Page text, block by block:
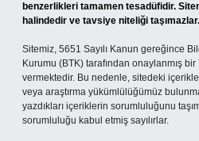
benzerlikleri tamamen tesadüfidir.
halindedir ve tavsiye niteliği taşımazlar.
Sitemiz, 5651 Sayılı Kanun gereğince
Kurumu (BTK) tarafından onaylanmış
vermektedir. Bu nedenle, sitedeki
veya araştırma yükümlülüğümüz
yazdıkları içeriklerin sorumluluğunu
sorumluluğu kabul etmiş sayılırlar.